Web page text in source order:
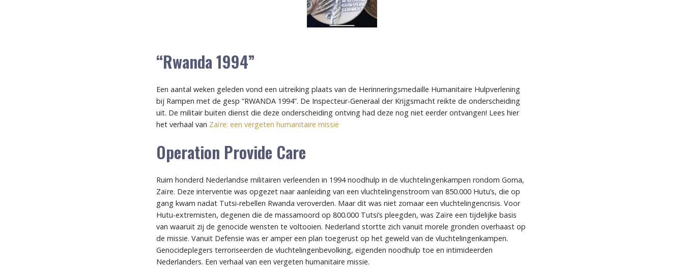
“Rwanda 1994”
Een aantal weken geleden vond een uitreiking plaats van de Herinneringsmedaille Humanitaire Hulpverlening
bij Rampen met de gesp “RWANDA 1994”. De Inspecteur-Generaal der Krijgsmacht reikte de onderscheiding
uit. De militair buiten dienst die deze onderscheiding ontving had deze nog niet eerder ontvangen! Lees hier
het verhaal van Zaïre: een vergeten humanitaire missie
Operation Provide Care
Ruim honderd Nederlandse militairen verleenden in 1994 noodhulp in de vluchtelingenkampen rondom Goma,
Zaïre. Deze interventie was opgezet naar aanleiding van een vluchtelingenstroom van 850.000 Hutu’s, die op
gang kwam nadat Tutsi-rebellen Rwanda veroverden. Maar dit was niet zomaar een vluchtelingencrisis. Voor
Hutu-extremisten, degenen die de massamoord op 800.000 Tutsi’s pleegden, was Zaïre een tijdelijke basis
van waaruit zij de genocide wensten te voltooien. Nederland stortte zich vanuit morele gronden overhaast op
de missie. Vanuit Defensie was er amper een plan toegerust op het geweld van de vluchtelingenkampen.
Genocideplegers terroriseerden de vluchtelingenbevolking, eigenden noodhulp toe en intimideerden
Nederlanders. Een verhaal van een vergeten humanitaire missie.